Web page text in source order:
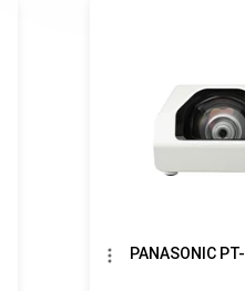
ویدئو پروژکتور پاناسونیک PANASONIC PT-